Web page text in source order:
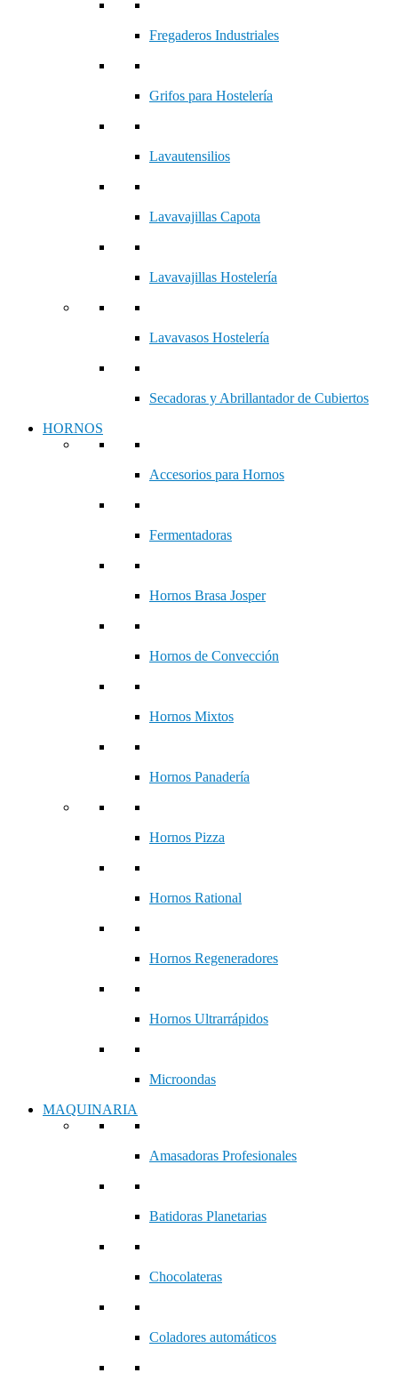
Fregaderos Industriales
Grifos para Hostelería
Lavautensilios
Lavavajillas Capota
Lavavajillas Hostelería
Lavavasos Hostelería
Secadoras y Abrillantador de Cubiertos
HORNOS
Accesorios para Hornos
Fermentadoras
Hornos Brasa Josper
Hornos de Convección
Hornos Mixtos
Hornos Panadería
Hornos Pizza
Hornos Rational
Hornos Regeneradores
Hornos Ultrarrápidos
Microondas
MAQUINARIA
Amasadoras Profesionales
Batidoras Planetarias
Chocolateras
Coladores automáticos